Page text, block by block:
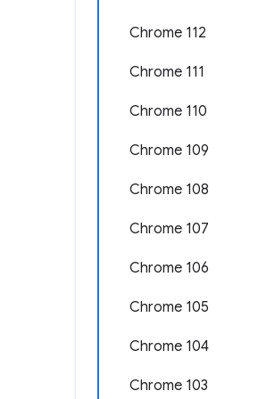
Chrome 112
Chrome 111
Chrome 110
Chrome 109
Chrome 108
Chrome 107
Chrome 106
Chrome 105
Chrome 104
Chrome 103